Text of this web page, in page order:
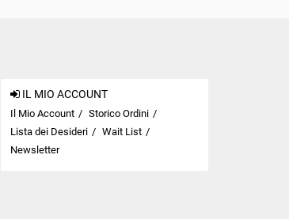
IL MIO ACCOUNT
Il Mio Account
Storico Ordini
Lista dei Desideri
Wait List
Newsletter